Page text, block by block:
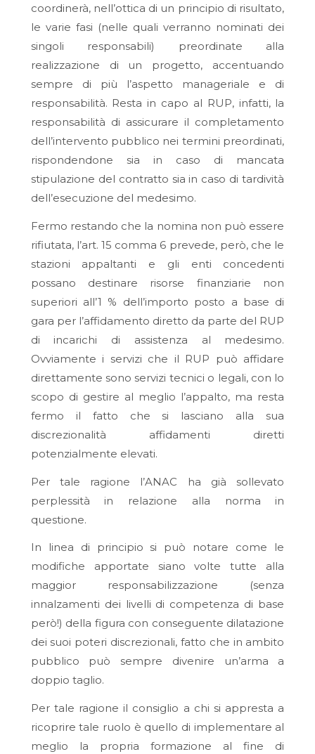
coordinerà, nell’ottica di un principio di risultato,
le varie fasi (nelle quali verranno nominati dei
singoli responsabili) preordinate alla
realizzazione di un progetto, accentuando
sempre di più l’aspetto manageriale e di
responsabilità. Resta in capo al RUP, infatti, la
responsabilità di assicurare il completamento
dell’intervento pubblico nei termini preordinati,
rispondendone sia in caso di mancata
stipulazione del contratto sia in caso di tardività
dell’esecuzione del medesimo.
Fermo restando che la nomina non può essere
rifiutata, l’art. 15 comma 6 prevede, però, che le
stazioni appaltanti e gli enti concedenti
possano destinare risorse finanziarie non
superiori all’1 % dell’importo posto a base di
gara per l’affidamento diretto da parte del RUP
di incarichi di assistenza al medesimo.
Ovviamente i servizi che il RUP può affidare
direttamente sono servizi tecnici o legali, con lo
scopo di gestire al meglio l’appalto, ma resta
fermo il fatto che si lasciano alla sua
discrezionalità affidamenti diretti
potenzialmente elevati.
Per tale ragione l’ANAC ha già sollevato
perplessità in relazione alla norma in
questione.
In linea di principio si può notare come le
modifiche apportate siano volte tutte alla
maggior responsabilizzazione (senza
innalzamenti dei livelli di competenza di base
però!) della figura con conseguente dilatazione
dei suoi poteri discrezionali, fatto che in ambito
pubblico può sempre divenire un’arma a
doppio taglio.
Per tale ragione il consiglio a chi si appresta a
ricoprire tale ruolo è quello di implementare al
meglio la propria formazione al fine di